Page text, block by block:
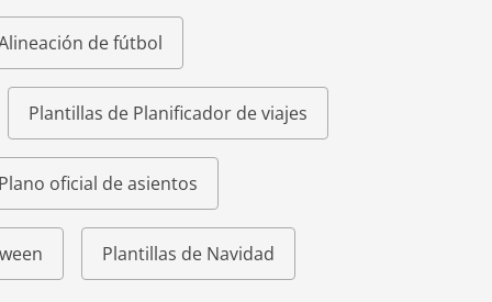
de fútbol
Plantillas de Planificador de viajes
oficial de asientos
Plantillas de Navidad